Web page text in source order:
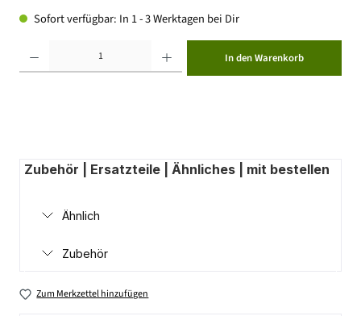
Sofort verfügbar: In 1 - 3 Werktagen bei Dir
In den Warenkorb
Zubehör | Ersatzteile | Ähnliches | mit bestellen
Ähnlich
Zubehör
Zum Merkzettel hinzufügen